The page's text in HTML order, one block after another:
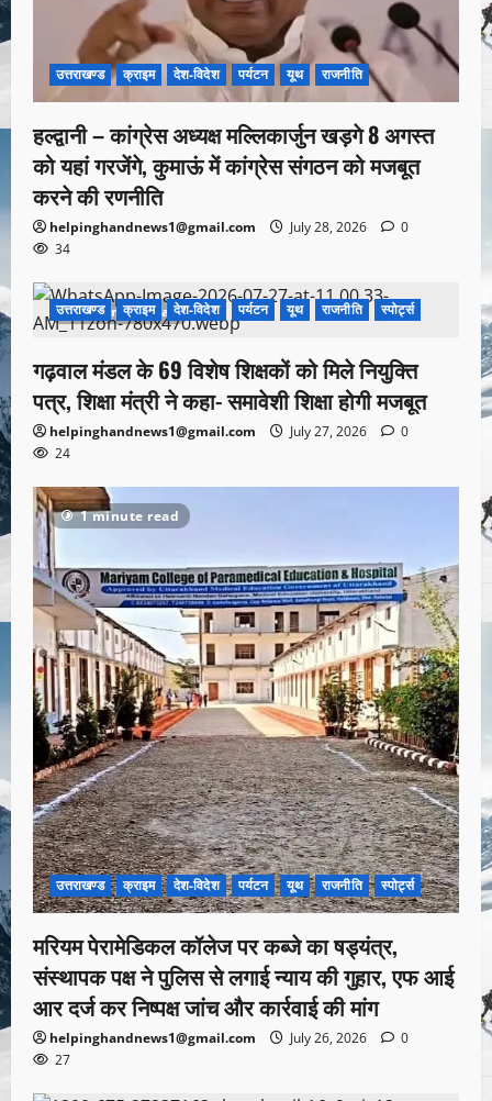
उत्तराखण्ड क्राइम देश-विदेश पर्यटन यूथ राजनीति
हल्द्वानी – कांग्रेस अध्यक्ष मल्लिकार्जुन खड़गे 8 अगस्त
को यहां गरजेंगे, कुमाऊं में कांग्रेस संगठन को मजबूत
करने की रणनीति
helpinghandnews1@gmail.com July 28, 2026
0
34
1 minute read
उत्तराखण्ड क्राइम देश-विदेश पर्यटन यूथ राजनीति स्पोर्ट्स
गढ़वाल मंडल के 69 विशेष शिक्षकों को मिले नियुक्ति
पत्र, शिक्षा मंत्री ने कहा- समावेशी शिक्षा होगी मजबूत
helpinghandnews1@gmail.com July 27, 2026
0
24
1 minute read
उत्तराखण्ड क्राइम देश-विदेश पर्यटन यूथ राजनीति स्पोर्ट्स
मरियम पेरामेडिकल कॉलेज पर कब्जे का षड्यंत्र,
संस्थापक पक्ष ने पुलिस से लगाई न्याय की गुहार, एफ आई
आर दर्ज कर निष्पक्ष जांच और कार्रवाई की मांग
helpinghandnews1@gmail.com July 26, 2026
0
27